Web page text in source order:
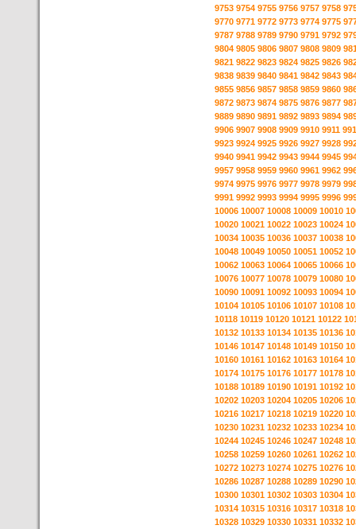
9753 9754 9755 9756 9757 9758
9770 9771 9772 9773 9774 9775
9787 9788 9789 9790 9791 9792
9804 9805 9806 9807 9808 9809
9821 9822 9823 9824 9825 9826
9838 9839 9840 9841 9842 9843
9855 9856 9857 9858 9859 9860
9872 9873 9874 9875 9876 9877
9889 9890 9891 9892 9893 9894
9906 9907 9908 9909 9910 9911
9923 9924 9925 9926 9927 9928
9940 9941 9942 9943 9944 9945
9957 9958 9959 9960 9961 9962
9974 9975 9976 9977 9978 9979
9991 9992 9993 9994 9995 9996
10006 10007 10008 10009 10010
10020 10021 10022 10023 10024
10034 10035 10036 10037 10038
10048 10049 10050 10051 10052
10062 10063 10064 10065 10066
10076 10077 10078 10079 10080
10090 10091 10092 10093 10094
10104 10105 10106 10107 10108
10118 10119 10120 10121 10122
10132 10133 10134 10135 10136
10146 10147 10148 10149 10150
10160 10161 10162 10163 10164
10174 10175 10176 10177 10178
10188 10189 10190 10191 10192
10202 10203 10204 10205 10206
10216 10217 10218 10219 10220
10230 10231 10232 10233 10234
10244 10245 10246 10247 10248
10258 10259 10260 10261 10262
10272 10273 10274 10275 10276
10286 10287 10288 10289 10290
10300 10301 10302 10303 10304
10314 10315 10316 10317 10318
10328 10329 10330 10331 10332